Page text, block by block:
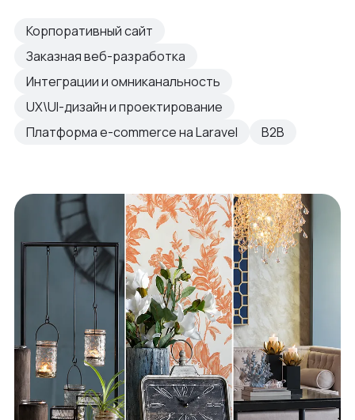
Корпоративный сайт
Заказная веб-разработка
Интеграции и омниканальность
UX\UI-дизайн и проектирование
Платформа e-commerce на Laravel
B2B